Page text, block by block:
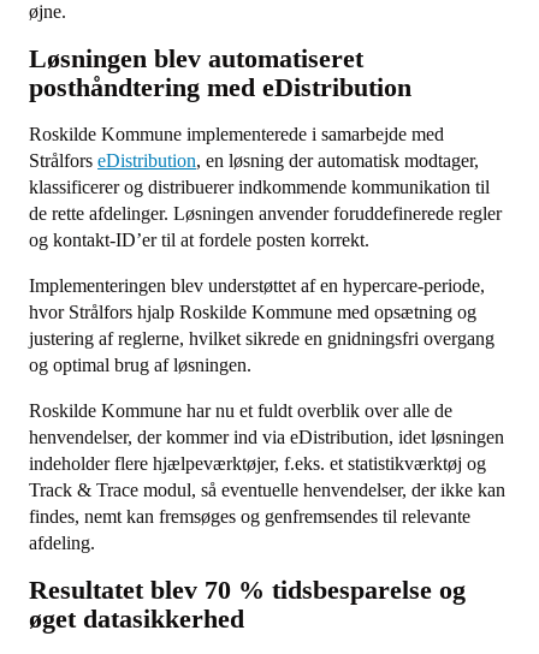
øjne.
Løsningen blev automatiseret
posthåndtering med eDistribution
Roskilde Kommune implementerede i samarbejde med
Strålfors eDistribution, en løsning der automatisk modtager,
klassificerer og distribuerer indkommende kommunikation til
de rette afdelinger. Løsningen anvender foruddefinerede regler
og kontakt-ID’er til at fordele posten korrekt.
Implementeringen blev understøttet af en hypercare-periode,
hvor Strålfors hjalp Roskilde Kommune med opsætning og
justering af reglerne, hvilket sikrede en gnidningsfri overgang
og optimal brug af løsningen.
Roskilde Kommune har nu et fuldt overblik over alle de
henvendelser, der kommer ind via eDistribution, idet løsningen
indeholder flere hjælpeværktøjer, f.eks. et statistikværktøj og
Track & Trace modul, så eventuelle henvendelser, der ikke kan
findes, nemt kan fremsøges og genfremsendes til relevante
afdeling.
Resultatet blev 70 % tidsbesparelse og
øget datasikkerhed